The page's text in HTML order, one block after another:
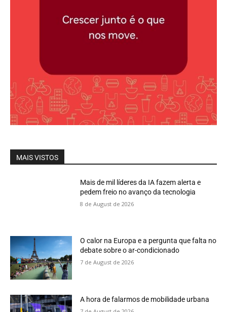
MAIS VISTOS
Mais de mil líderes da IA fazem alerta e
pedem freio no avanço da tecnologia
8 de August de 2026
O calor na Europa e a pergunta que falta no
debate sobre o ar-condicionado
7 de August de 2026
A hora de falarmos de mobilidade urbana